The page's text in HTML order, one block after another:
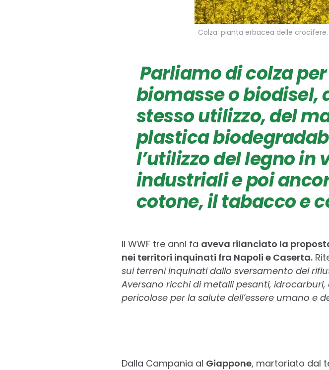
Colza: pianta erbacea delle
Parliamo dicolzaper
biomasseobiodisel,
stesso utilizzo, del
plastica
l’utilizzo del legno in
industriali e poi
cotone, il tabacco e
Il WWF tre anni fa aveva rilanciato la
nei territori inquinati fra Napoli e Caserta.
sui terreni inquinati dallo sversamento dei
Aversano ricchi di metalli pesanti,
pericolose per la salute dell’essere umano e
Dalla Campania al Giappone, martoriato dal